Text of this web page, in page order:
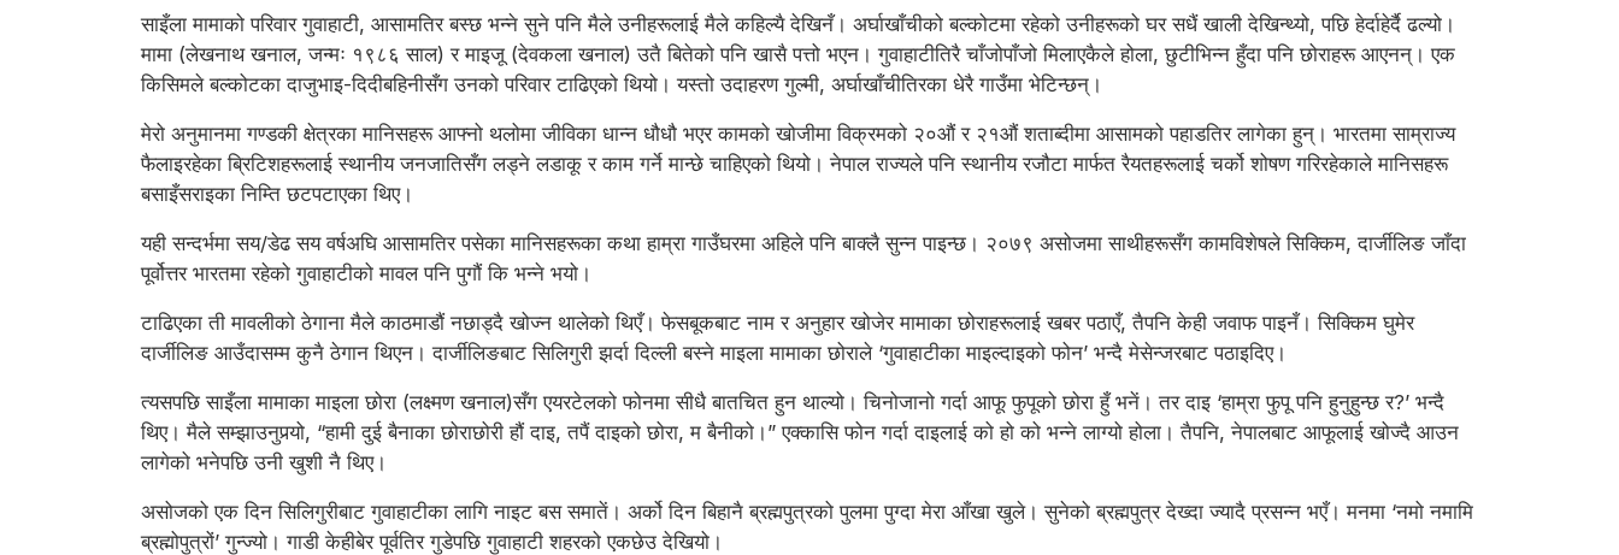
साइँला मामाको परिवार गुवाहाटी, आसामतिर बस्छ भन्ने सुने पनि मैले उनीहरूलाई मैले कहिल्यै देखिनँ। अर्घाखाँचीको बल्कोटमा रहेको उनीहरूको घर सधैं खाली देखिन्थ्यो, पछि हेर्दाहेर्दै ढल्यो।
मामा (लेखनाथ खनाल, जन्मः १९८६ साल) र माइजू (देवकला खनाल) उतै बितेको पनि खासै पत्तो भएन। गुवाहाटीतिरै चाँजोपाँजो मिलाएकैले होला, छुटीभिन्न हुँदा पनि छोराहरू आएनन्। एक
किसिमले बल्कोटका दाजुभाइ-दिदीबहिनीसँग उनको परिवार टाढिएको थियो। यस्तो उदाहरण गुल्मी, अर्घाखाँचीतिरका धेरै गाउँमा भेटिन्छन्।
मेरो अनुमानमा गण्डकी क्षेत्रका मानिसहरू आफ्नो थलोमा जीविका धान्न धौधौ भएर कामको खोजीमा विक्रमको २०औं र २१औं शताब्दीमा आसामको पहाडतिर लागेका हुन्। भारतमा साम्राज्य
फैलाइरहेका ब्रिटिशहरूलाई स्थानीय जनजातिसँग लड्ने लडाकू र काम गर्ने मान्छे चाहिएको थियो। नेपाल राज्यले पनि स्थानीय रजौटा मार्फत रैयतहरूलाई चर्को शोषण गरिरहेकाले मानिसहरू
बसाइँसराइका निम्ति छटपटाएका थिए।
यही सन्दर्भमा सय/डेढ सय वर्षअघि आसामतिर पसेका मानिसहरूका कथा हाम्रा गाउँघरमा अहिले पनि बाक्लै सुन्न पाइन्छ। २०७९ असोजमा साथीहरूसँग कामविशेषले सिक्किम, दार्जीलिङ जाँदा
पूर्वोत्तर भारतमा रहेको गुवाहाटीको मावल पनि पुगौं कि भन्ने भयो।
टाढिएका ती मावलीको ठेगाना मैले काठमाडौं नछाड्दै खोज्न थालेको थिएँ। फेसबूकबाट नाम र अनुहार खोजेर मामाका छोराहरूलाई खबर पठाएँ, तैपनि केही जवाफ पाइनँ। सिक्किम घुमेर
दार्जीलिङ आउँदासम्म कुनै ठेगान थिएन। दार्जीलिङबाट सिलिगुरी झर्दा दिल्ली बस्ने माइला मामाका छोराले ‘गुवाहाटीका माइल्दाइको फोन’ भन्दै मेसेन्जरबाट पठाइदिए।
त्यसपछि साइँला मामाका माइला छोरा (लक्ष्मण खनाल)सँग एयरटेलको फोनमा सीधै बातचित हुन थाल्यो। चिनोजानो गर्दा आफू फुपूको छोरा हुँ भनें। तर दाइ ‘हाम्रा फुपू पनि हुनुहुन्छ र?’ भन्दै
थिए। मैले सम्झाउनुपर्‍यो, “हामी दुई बैनाका छोराछोरी हौं दाइ, तपैं दाइको छोरा, म बैनीको।” एक्कासि फोन गर्दा दाइलाई को हो को भन्ने लाग्यो होला। तैपनि, नेपालबाट आफूलाई खोज्दै आउन
लागेको भनेपछि उनी खुशी नै थिए।
असोजको एक दिन सिलिगुरीबाट गुवाहाटीका लागि नाइट बस समातें। अर्को दिन बिहानै ब्रह्मपुत्रको पुलमा पुग्दा मेरा आँखा खुले। सुनेको ब्रह्मपुत्र देख्दा ज्यादै प्रसन्न भएँ। मनमा ‘नमो नमामि
ब्रह्मोपुत्रों’ गुन्ज्यो। गाडी केहीबेर पूर्वतिर गुडेपछि गुवाहाटी शहरको एकछेउ देखियो।